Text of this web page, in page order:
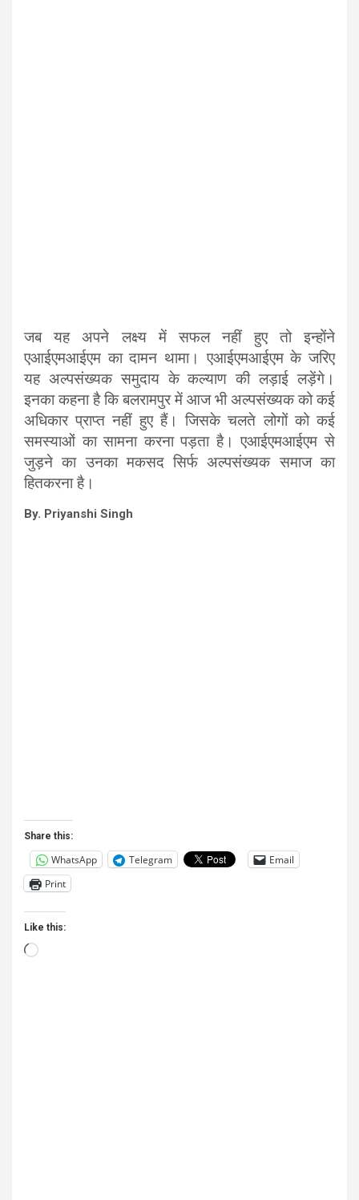
जब यह अपने लक्ष्य में सफल नहीं हुए तो इन्होंने
एआईएमआईएम का दामन थामा। एआईएमआईएम के जरिए
यह अल्पसंख्यक समुदाय के कल्याण की लड़ाई लड़ेंगे।
इनका कहना है कि बलरामपुर में आज भी अल्पसंख्यक को कई
अधिकार प्राप्त नहीं हुए हैं। जिसके चलते लोगों को कई
समस्याओं का सामना करना पड़ता है। एआईएमआईएम से
जुड़ने का उनका मकसद सिर्फ अल्पसंख्यक समाज का
हितकरना है।
By. Priyanshi Singh
Share this:
WhatsApp Telegram
Email
Print
Like this:
Loading…